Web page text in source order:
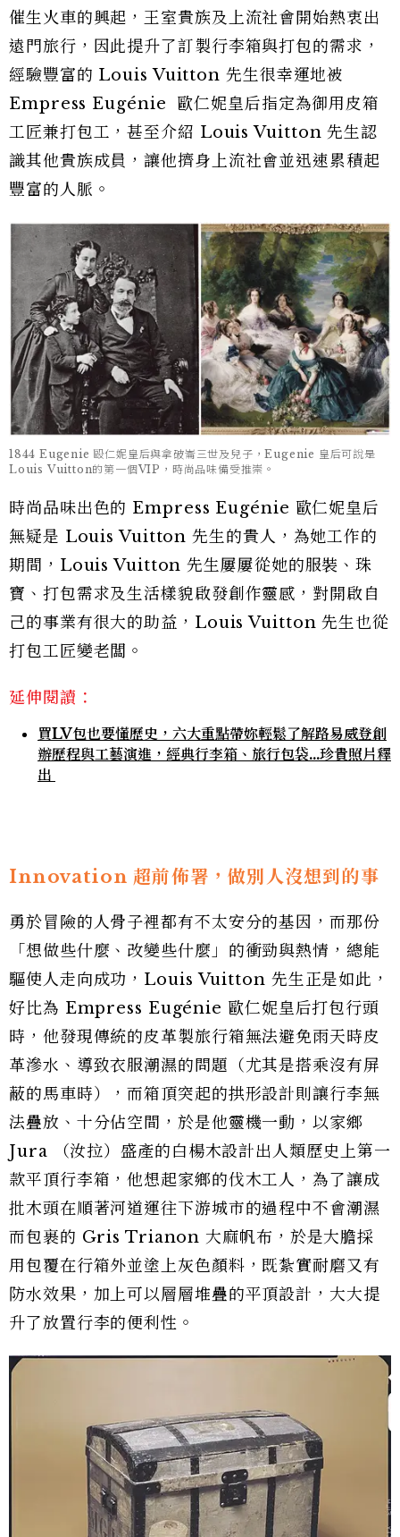
催生火車的興起，王室貴族及上流社會開始熱衷出
遠門旅行，因此提升了訂製行李箱與打包的需求，
經驗豐富的 Louis Vuitton 先生很幸運地被
Empress Eugénie 歐仁妮皇后指定為御用皮箱
工匠兼打包工，甚至介紹 Louis Vuitton 先生認
識其他貴族成員，讓他擠身上流社會並迅速累積起
豐富的人脈。
1844 Eugenie 毆仁妮皇后與拿破崙三世及兒子，Eugenie 皇后可說是
Louis Vuitton的第一個VIP，時尚品味備受推崇。
時尚品味出色的 Empress Eugénie 歐仁妮皇后
無疑是 Louis Vuitton 先生的貴人，為她工作的
期間，Louis Vuitton 先生屢屢從她的服裝、珠
寶、打包需求及生活樣貌啟發創作靈感，對開啟自
己的事業有很大的助益，Louis Vuitton 先生也從
打包工匠變老闆。
延伸閱讀：
買LV包也要懂歷史，六大重點帶妳輕鬆了解路易威登創
辦歷程與工藝演進，經典行李箱、旅行包袋...珍貴照片釋
出
Innovation 超前佈署，做別人沒想到的事
勇於冒險的人骨子裡都有不太安分的基因，而那份
「想做些什麼、改變些什麼」的衝勁與熱情，總能
驅使人走向成功，Louis Vuitton 先生正是如此，
好比為 Empress Eugénie 歐仁妮皇后打包行頭
時，他發現傳統的皮革製旅行箱無法避免雨天時皮
革滲水、導致衣服潮濕的問題（尤其是搭乘沒有屏
蔽的馬車時），而箱頂突起的拱形設計則讓行李無
法疊放、十分佔空間，於是他靈機一動，以家鄉
Jura （汝拉）盛產的白楊木設計出人類歷史上第一
款平頂行李箱，他想起家鄉的伐木工人，為了讓成
批木頭在順著河道運往下游城市的過程中不會潮濕
而包裹的 Gris Trianon 大麻帆布，於是大膽採
用包覆在行箱外並塗上灰色顏料，既紮實耐磨又有
防水效果，加上可以層層堆疊的平頂設計，大大提
升了放置行李的便利性。